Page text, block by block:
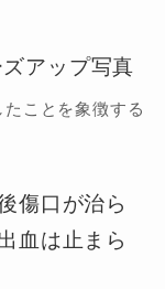
ことを象徴する
傷口が治ら
血は止まら